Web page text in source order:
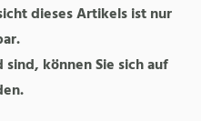
dieses Artikels ist nur
können Sie sich auf